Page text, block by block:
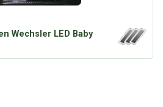
Wechsler LED Baby